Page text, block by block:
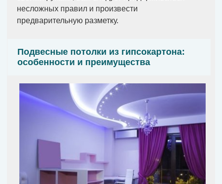
несложных правил и произвести
предварительную разметку.
Подвесные потолки из гипсокартона:
особенности и преимущества